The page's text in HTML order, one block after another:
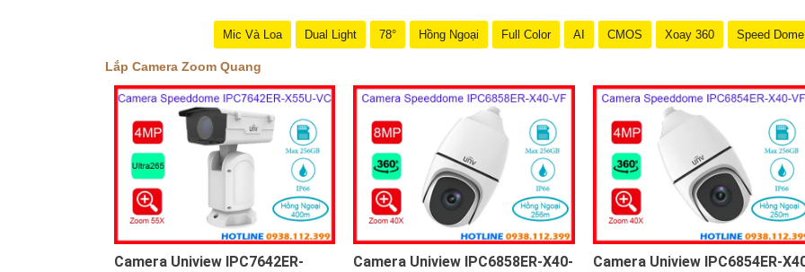
Mic Và Loa Dual Light 78° Hồng Ngoại Full Color AI CMOS Xoay 360 Speed Dome
Lắp Camera Zoom Quang
Camera Uniview IPC7642ER-
Camera Uniview IPC6858ER-X40-
Camera Uniview IPC6854ER-